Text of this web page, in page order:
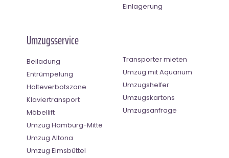
Einlagerung
Umzugsservice
Beiladung
Entrümpelung
Halteverbotszone
Klaviertransport
Möbellift
Umzug Hamburg-Mitte
Umzug Altona
Umzug Eimsbüttel
Transporter mieten
Umzug mit Aquarium
Umzugshelfer
Umzugskartons
Umzugsanfrage